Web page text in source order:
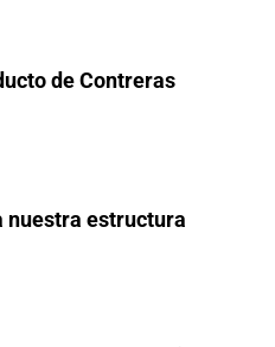
de Contreras
nuestra estructura